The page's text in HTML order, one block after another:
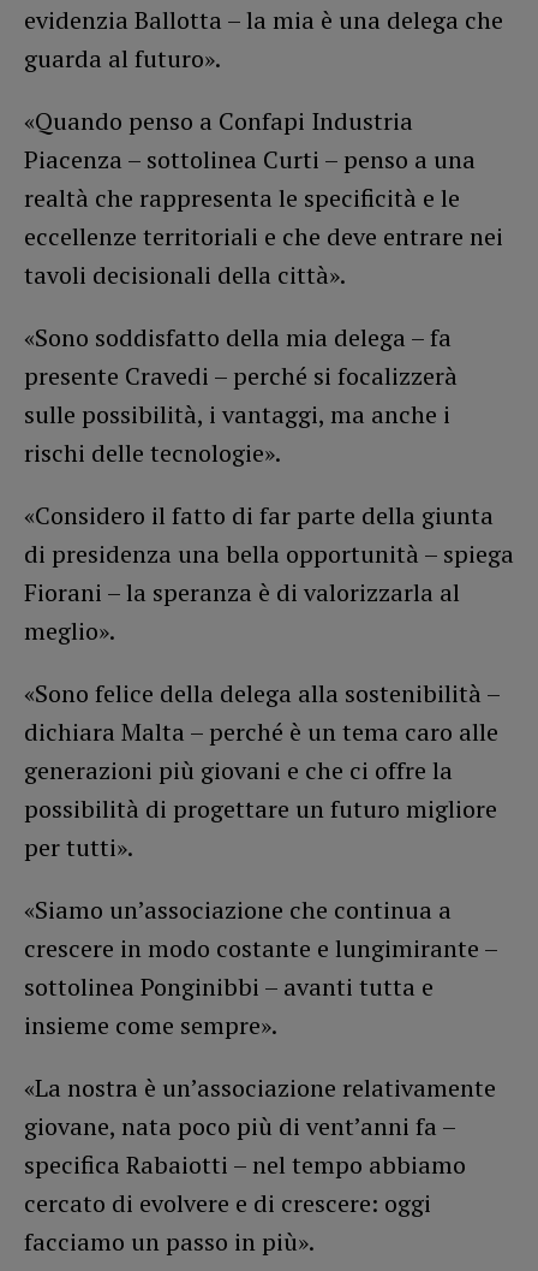
evidenzia Ballotta – la mia è una delega che
guarda al futuro».
«Quando penso a Confapi Industria
Piacenza – sottolinea Curti – penso a una
realtà che rappresenta le specificità e le
eccellenze territoriali e che deve entrare nei
tavoli decisionali della città».
«Sono soddisfatto della mia delega – fa
presente Cravedi – perché si focalizzerà
sulle possibilità, i vantaggi, ma anche i
rischi delle tecnologie».
«Considero il fatto di far parte della giunta
di presidenza una bella opportunità – spiega
Fiorani – la speranza è di valorizzarla al
meglio».
«Sono felice della delega alla sostenibilità –
dichiara Malta – perché è un tema caro alle
generazioni più giovani e che ci offre la
possibilità di progettare un futuro migliore
per tutti».
«Siamo un’associazione che continua a
crescere in modo costante e lungimirante –
sottolinea Ponginibbi – avanti tutta e
insieme come sempre».
«La nostra è un’associazione relativamente
giovane, nata poco più di vent’anni fa –
specifica Rabaiotti – nel tempo abbiamo
cercato di evolvere e di crescere: oggi
facciamo un passo in più».